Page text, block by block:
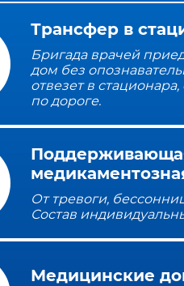
Трансфер в
Бригада врачей
дом без
отвезет в
по дороге.
От тревоги,
Состав
Медицинские